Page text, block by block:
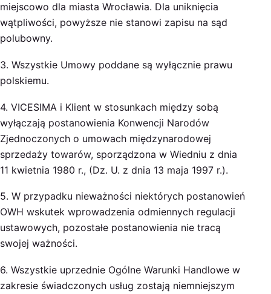
miejscowo dla miasta Wrocławia. Dla uniknięcia
wątpliwości, powyższe nie stanowi zapisu na sąd
polubowny.
3. Wszystkie Umowy poddane są wyłącznie prawu
polskiemu.
4. VICESIMA i Klient w stosunkach między sobą
wyłączają postanowienia Konwencji Narodów
Zjednoczonych o umowach międzynarodowej
sprzedaży towarów, sporządzona w Wiedniu z dnia
11 kwietnia 1980 r., (Dz. U. z dnia 13 maja 1997 r.).
5. W przypadku nieważności niektórych postanowień
OWH wskutek wprowadzenia odmiennych regulacji
ustawowych, pozostałe postanowienia nie tracą
swojej ważności.
6. Wszystkie uprzednie Ogólne Warunki Handlowe w
zakresie świadczonych usług zostają niemniejszym